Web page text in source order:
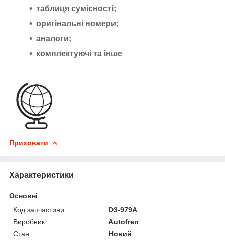
таблиця сумісності;
оригінальні номери;
аналоги;
комплектуючі та інше
Приховати
Характеристики
Основні
Код запчастини
D3-979A
Виробник
Autofren
Стан
Новий